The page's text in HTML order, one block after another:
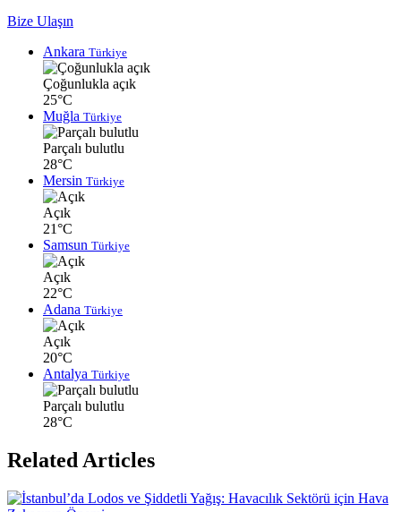
Bize Ulaşın
Ankara Türkiye
Çoğunlukla açık
25°C
Muğla Türkiye
Parçalı bulutlu
28°C
Mersin Türkiye
Açık
21°C
Samsun Türkiye
Açık
22°C
Adana Türkiye
Açık
20°C
Antalya Türkiye
Parçalı bulutlu
28°C
Related Articles